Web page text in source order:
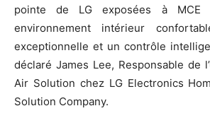
pointe de LG exposées à MCE
environnement intérieur
exceptionnelle et un contrôle
déclaré James Lee, Responsable de
Air Solution chez LG Electronics
Solution Company.